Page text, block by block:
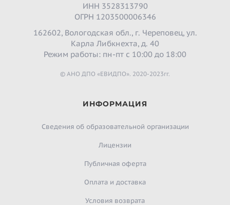
ИНН 3528313790
ОГРН 1203500006346
162602, Вологодская обл., г. Череповец, ул.
Карла Либкнехта, д. 40
Режим работы: пн-пт с 10:00 до 18:00
© АНО ДПО «ЕВИДПО». 2020-2023гг.
ИНФОРМАЦИЯ
Сведения об образовательной организации
Лицензии
Публичная оферта
Оплата и доставка
Условия возврата